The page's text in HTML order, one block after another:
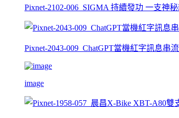
Pixnet-2102-006_SIGMA 持續發功 一支神
Pixnet-2043-009_ChatGPT當機紅字訊息串
image